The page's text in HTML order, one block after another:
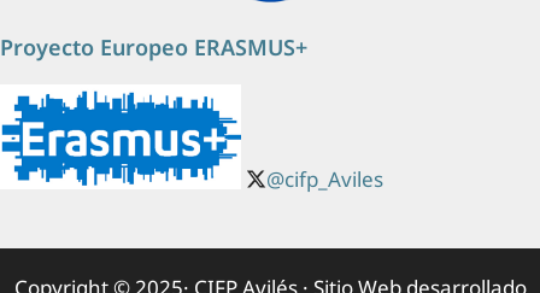
Proyecto Europeo ERASMUS+
@cifp_Aviles